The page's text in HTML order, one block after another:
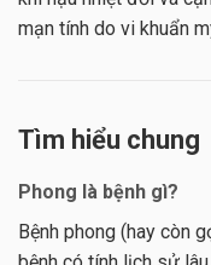
mạn tính do vi khuẩn
Tìm hiểu chung
Phong là bệnh gì?
Bệnh phong (hay còn